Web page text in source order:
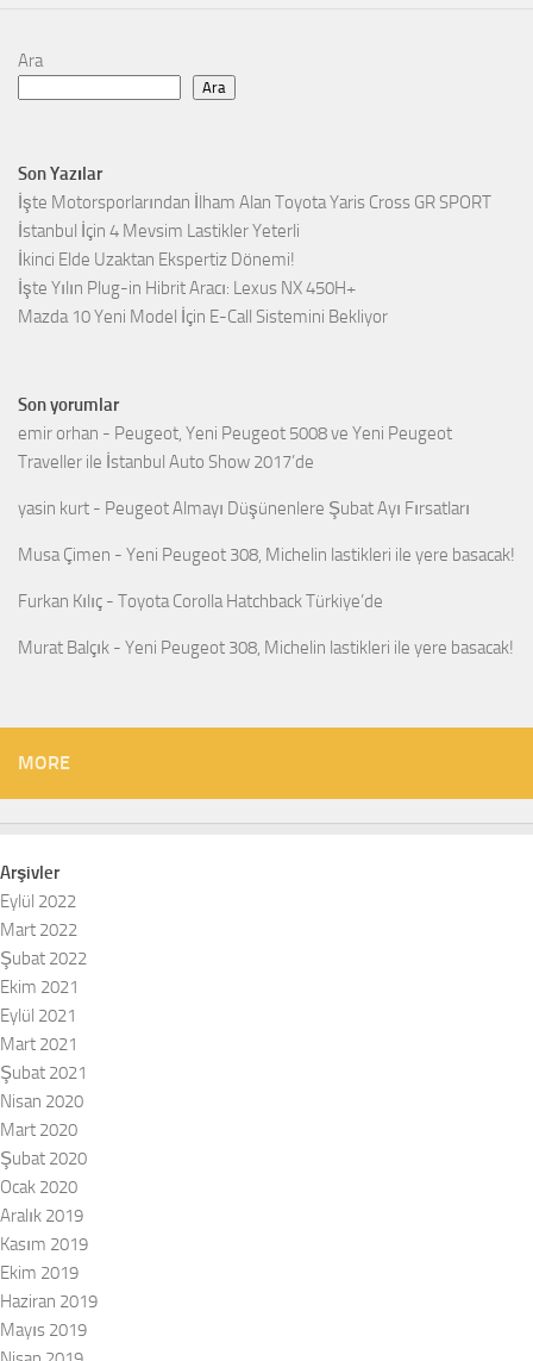
Ara
Ara
Son Yazılar
İşte Motorsporlarından İlham Alan Toyota Yaris Cross GR SPORT
İstanbul İçin 4 Mevsim Lastikler Yeterli
İkinci Elde Uzaktan Ekspertiz Dönemi!
İşte Yılın Plug-in Hibrit Aracı: Lexus NX 450H+
Mazda 10 Yeni Model İçin E-Call Sistemini Bekliyor
Son yorumlar
emir orhan - Peugeot, Yeni Peugeot 5008 ve Yeni Peugeot
Traveller ile İstanbul Auto Show 2017’de
yasin kurt - Peugeot Almayı Düşünenlere Şubat Ayı Fırsatları
Musa Çimen - Yeni Peugeot 308, Michelin lastikleri ile yere basacak!
Furkan Kılıç - Toyota Corolla Hatchback Türkiye’de
Murat Balçık - Yeni Peugeot 308, Michelin lastikleri ile yere basacak!
MORE
Arşivler
Eylül 2022
Mart 2022
Şubat 2022
Ekim 2021
Eylül 2021
Mart 2021
Şubat 2021
Nisan 2020
Mart 2020
Şubat 2020
Ocak 2020
Aralık 2019
Kasım 2019
Ekim 2019
Haziran 2019
Mayıs 2019